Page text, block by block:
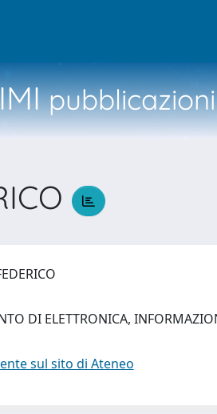
DI ELETTRONICA,
sul sito di Ateneo